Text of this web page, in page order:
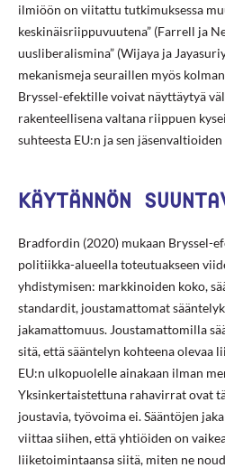
ilmiöön on viitattu tutkimuksessa
keskinäisriippuvuutena” (Farrell ja
uusliberalismina” (Wijaya ja
mekanismeja seuraillen myös
Bryssel-efektille voivat näyttäytyä
rakenteellisena valtana riippuen
suhteesta EU:n ja sen
KÄYTÄNNÖN
Bradfordin (2020) mukaan Bryssel-
politiikka-alueella toteutuakseen
yhdistymisen: markkinoiden koko,
standardit, joustamattomat
jakamattomuus. Joustamattomilla
sitä, että sääntelyn kohteena olevaa
EU:n ulkopuolelle ainakaan ilman
Yksinkertaistettuna rahavirrat ovat
joustavia, työvoima ei. Sääntöjen
viittaa siihen, että yhtiöiden on
liiketoimintaansa siitä, miten ne